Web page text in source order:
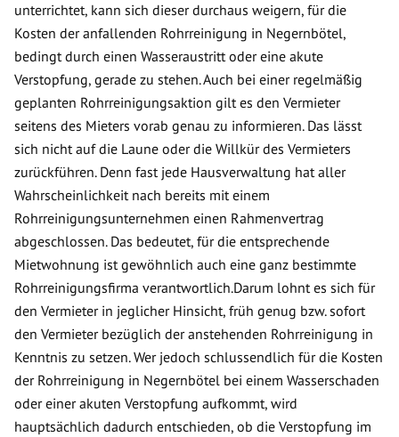
unterrichtet, kann sich dieser durchaus weigern, für die
Kosten der anfallenden Rohrreinigung in Negernbötel,
bedingt durch einen Wasseraustritt oder eine akute
Verstopfung, gerade zu stehen. Auch bei einer regelmäßig
geplanten Rohrreinigungsaktion gilt es den Vermieter
seitens des Mieters vorab genau zu informieren. Das lässt
sich nicht auf die Laune oder die Willkür des Vermieters
zurückführen. Denn fast jede Hausverwaltung hat aller
Wahrscheinlichkeit nach bereits mit einem
Rohrreinigungsunternehmen einen Rahmenvertrag
abgeschlossen. Das bedeutet, für die entsprechende
Mietwohnung ist gewöhnlich auch eine ganz bestimmte
Rohrreinigungsfirma verantwortlich.Darum lohnt es sich für
den Vermieter in jeglicher Hinsicht, früh genug bzw. sofort
den Vermieter bezüglich der anstehenden Rohrreinigung in
Kenntnis zu setzen. Wer jedoch schlussendlich für die Kosten
der Rohrreinigung in Negernbötel bei einem Wasserschaden
oder einer akuten Verstopfung aufkommt, wird
hauptsächlich dadurch entschieden, ob die Verstopfung im